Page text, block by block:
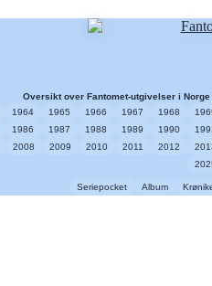
Oversikt over Fantomet-utgivelser i
1964 1965 1966 1967 1968
1986 1987 1988 1989 1990
2008 2009 2010 2011 2012
Seriepocket Album